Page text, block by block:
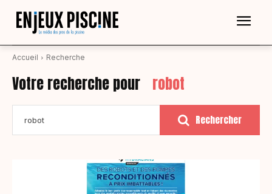
Accueil Recherche
Votre recherche pour robot
Rechercher